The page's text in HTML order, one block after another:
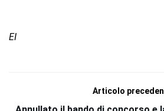
EI
Articolo